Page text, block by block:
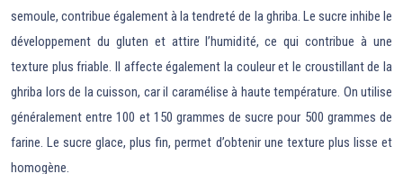
semoule, contribue également à la tendreté de la ghriba. Le sucre inhibe le
développement du gluten et attire l’humidité, ce qui contribue à une
texture plus friable. Il affecte également la couleur et le croustillant de la
ghriba lors de la cuisson, car il caramélise à haute température. On utilise
généralement entre 100 et 150 grammes de sucre pour 500 grammes de
farine. Le sucre glace, plus fin, permet d’obtenir une texture plus lisse et
homogène.